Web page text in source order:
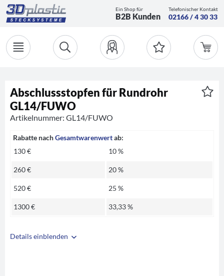
Ein Shop für
B2B Kunden
Telefonischer Kontakt
02166 / 4 30 33
Details einblenden
Abschlussstopfen für Rundrohr
GL14/FUWO
Artikelnummer: GL14/FUWO
Rabatte nachGesamtwarenwertab:
130 €
10 %
260 € 20 %
520 € 25 %
1300 € 33,33 %